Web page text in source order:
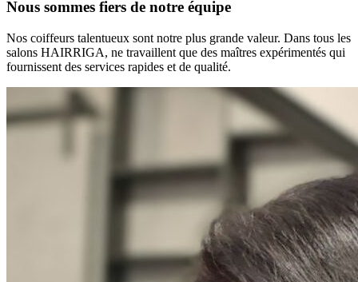
Nous sommes fiers de notre équipe
Nos coiffeurs talentueux sont notre plus grande valeur. Dans tous les
salons HAIRRIGA, ne travaillent que des maîtres expérimentés qui
fournissent des services rapides et de qualité.